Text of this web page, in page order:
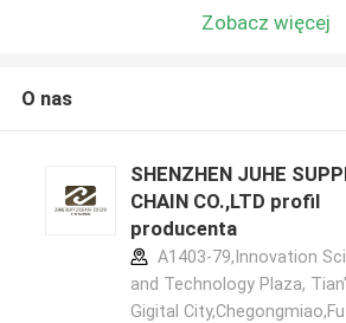
Zobacz więcej
O nas
SHENZHEN JUHE
CHAIN CO.,LTD profil
producenta
A1403-79,Innovation
and Technology Plaza,
Gigital